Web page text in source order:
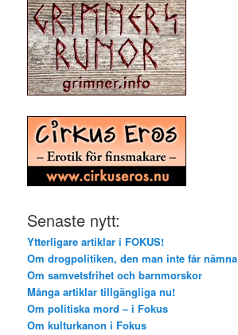
Senaste nytt:
Ytterligare artiklar i FOKUS!
Om drogpolitiken, den man inte får nämna
Om samvetsfrihet och barnmorskor
Många artiklar tillgängliga nu!
Om politiska mord – i Fokus
Om kulturkanon i Fokus